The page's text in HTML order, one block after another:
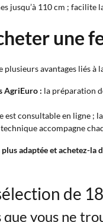
jusqu’à 110 cm ;
une
plusieurs avantages liés à
AgriEuro : la préparation
est consultable en ligne ;
accompagne
adaptée et achetez-
de 18
vous ne